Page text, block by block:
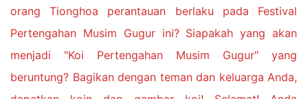
orang Tionghoa perantauan berlaku pada Festival
Pertengahan Musim Gugur ini? Siapakah yang akan
menjadi "Koi Pertengahan Musim Gugur" yang
beruntung? Bagikan dengan teman dan keluarga Anda,